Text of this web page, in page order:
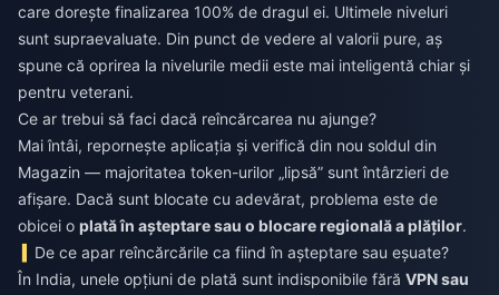
care dorește finalizarea 100% de dragul ei. Ultimele niveluri
sunt supraevaluate. Din punct de vedere al valorii pure, aș
spune că oprirea la nivelurile medii este mai inteligentă chiar și
pentru veterani.
Ce ar trebui să faci dacă reîncărcarea nu ajunge?
Mai întâi, repornește aplicația și verifică din nou soldul din
Magazin — majoritatea token-urilor „lipsă” sunt întârzieri de
afișare. Dacă sunt blocate cu adevărat, problema este de
obicei o plată în așteptare sau o blocare regională a plăților.
De ce apar reîncărcările ca fiind în așteptare sau eșuate?
În India, unele opțiuni de plată sunt indisponibile fără VPN sau